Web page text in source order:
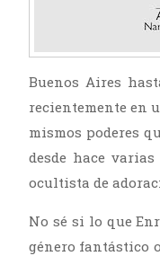
Buenos Aires
recientemente en
mismos poderes
desde hace
ocultista de
No sé si lo que
género fantástico